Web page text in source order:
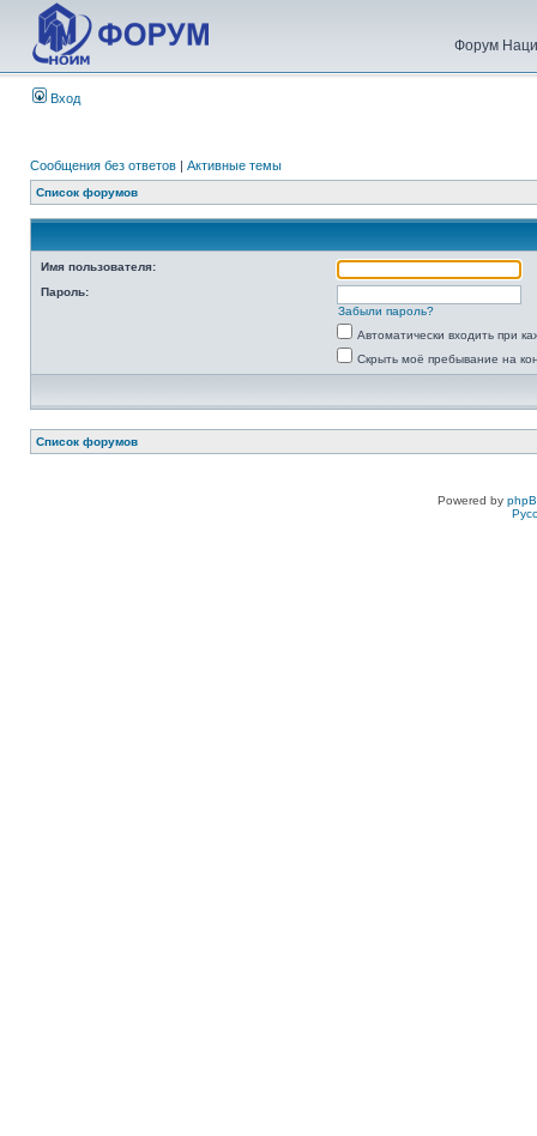
Форум
Вход
Сообщения без ответов | Активные темы
Список форумов
Имя пользователя:
Пароль:
Забыли пароль?
Автоматически входить при
Скрыть моё пребывание на
Список форумов
Powered by